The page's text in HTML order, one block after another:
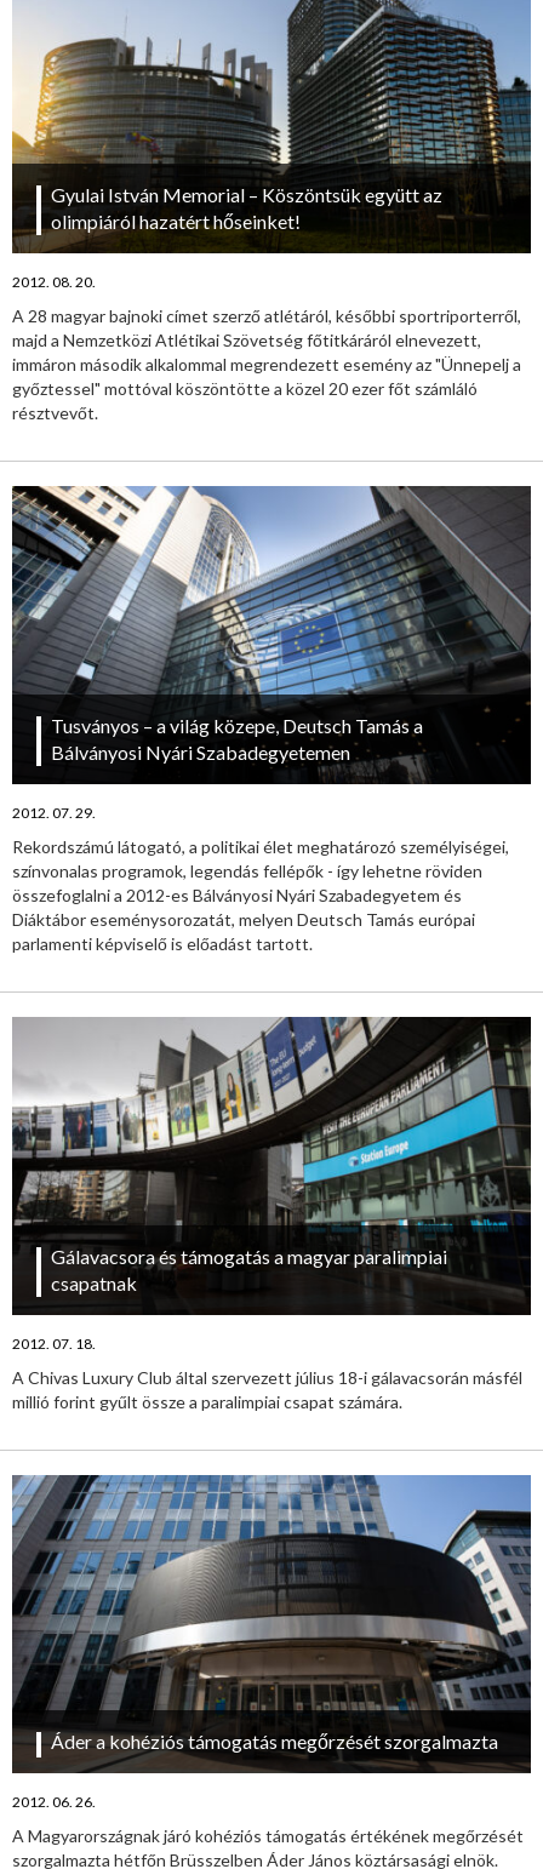
Gyulai István Memorial – Köszöntsük együtt az
olimpiáról hazatért hőseinket!
2012. 08. 20.
A 28 magyar bajnoki címet szerző atlétáról, későbbi sportriporterről,
majd a Nemzetközi Atlétikai Szövetség főtitkáráról elnevezett,
immáron második alkalommal megrendezett esemény az "Ünnepelj a
győztessel" mottóval köszöntötte a közel 20 ezer főt számláló
résztvevőt.
Tusványos – a világ közepe, Deutsch Tamás a
Bálványosi Nyári Szabadegyetemen
2012. 07. 29.
Rekordszámú látogató, a politikai élet meghatározó személyiségei,
színvonalas programok, legendás fellépők - így lehetne röviden
összefoglalni a 2012-es Bálványosi Nyári Szabadegyetem és
Diáktábor eseménysorozatát, melyen Deutsch Tamás európai
parlamenti képviselő is előadást tartott.
Gálavacsora és támogatás a magyar paralimpiai
csapatnak
2012. 07. 18.
A Chivas Luxury Club által szervezett július 18-i gálavacsorán másfél
millió forint gyűlt össze a paralimpiai csapat számára.
Áder a kohéziós támogatás megőrzését szorgalmazta
2012. 06. 26.
A Magyarországnak járó kohéziós támogatás értékének megőrzését
szorgalmazta hétfőn Brüsszelben Áder János köztársasági elnök.